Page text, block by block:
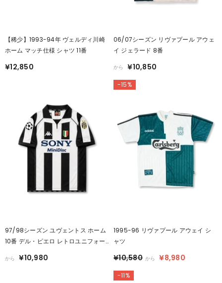
【稀少】1993-94年 ヴェルディ川崎
ホーム マッチ仕様 シャツ 11番
¥12,850
06/07シーズン リヴァプール アウェ
イ ジェラード 8番
から ¥10,850
97/98シーズン ユヴェントス ホーム
10番 デル・ピエロ レトロユニフォー
から ¥10,980
-15%
1995-96 リヴァプール アウェイ シ
ャツ
¥10,580 から ¥8,980
-11%